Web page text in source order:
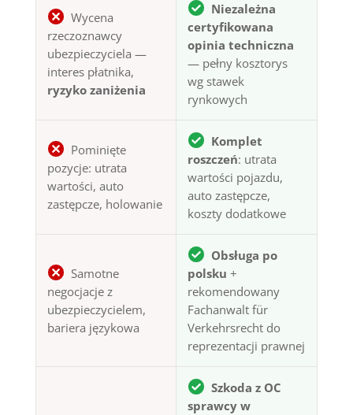
Wycena
rzeczoznawcy
ubezpieczyciela —
interes płatnika,
ryzyko zaniżenia
Niezależna
certyfikowana
opinia techniczna
— pełny kosztorys
wg stawek
rynkowych
Pominięte
pozycje: utrata
wartości, auto
zastępcze, holowanie
Komplet
roszczeń: utrata
wartości pojazdu,
auto zastępcze,
koszty dodatkowe
Samotne
negocjacje z
ubezpieczycielem,
bariera językowa
Obsługa po
polsku +
rekomendowany
Fachanwalt für
Verkehrsrecht do
reprezentacji prawnej
Szkoda z OC
sprawcy w